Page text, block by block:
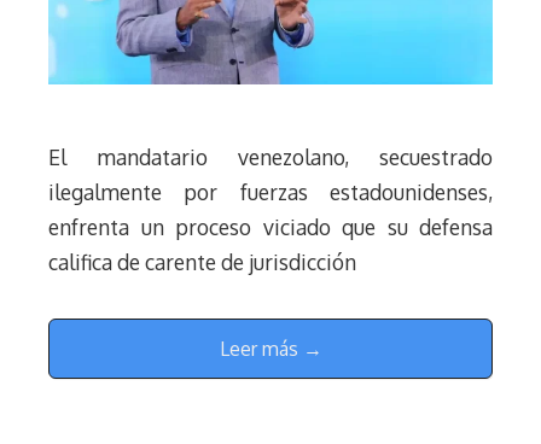
El mandatario venezolano, secuestrado
ilegalmente por fuerzas estadounidenses,
enfrenta un proceso viciado que su defensa
califica de carente de jurisdicción
Leer más →